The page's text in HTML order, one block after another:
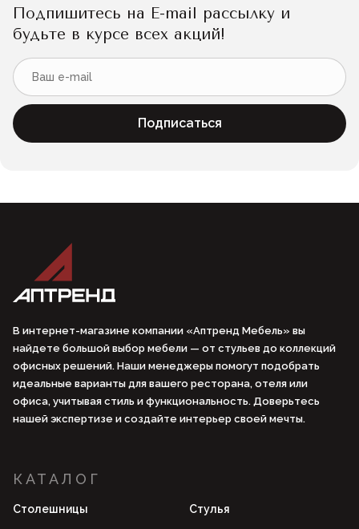
Подпишитесь на E-mail рассылку и
будьте в курсе всех акций!
Подписаться
В интернет-магазине компании «Аптренд Мебель» вы
найдете большой выбор мебели — от стульев до коллекций
офисных решений. Наши менеджеры помогут подобрать
идеальные варианты для вашего ресторана, отеля или
офиса, учитывая стиль и функциональность. Доверьтесь
нашей экспертизе и создайте интерьер своей мечты.
КАТАЛОГ
Столешницы Стулья